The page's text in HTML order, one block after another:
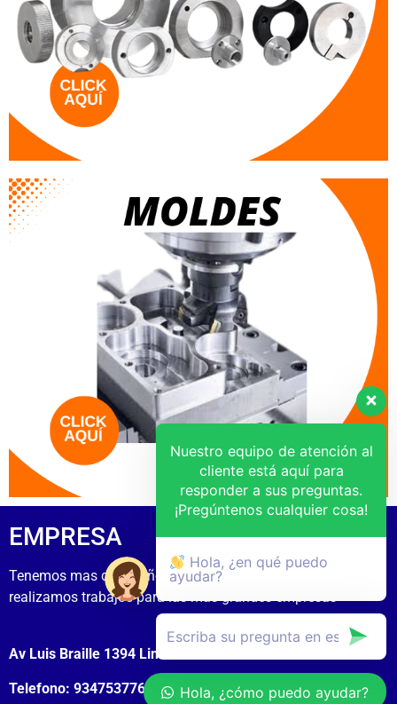
EMPRESA
Tenemos mas de 15 años de experiecia
realizamos trabajos para las mas grandes empresas
Av Luis Braille 1394 Lima Cercado
Telefono: 934753776
Nuestro equipo de atención al
cliente está aquí para
responder a sus preguntas.
¡Pregúntenos cualquier cosa!
Hola, ¿en qué puedo
ayudar?
Hola, ¿cómo puedo ayudar?